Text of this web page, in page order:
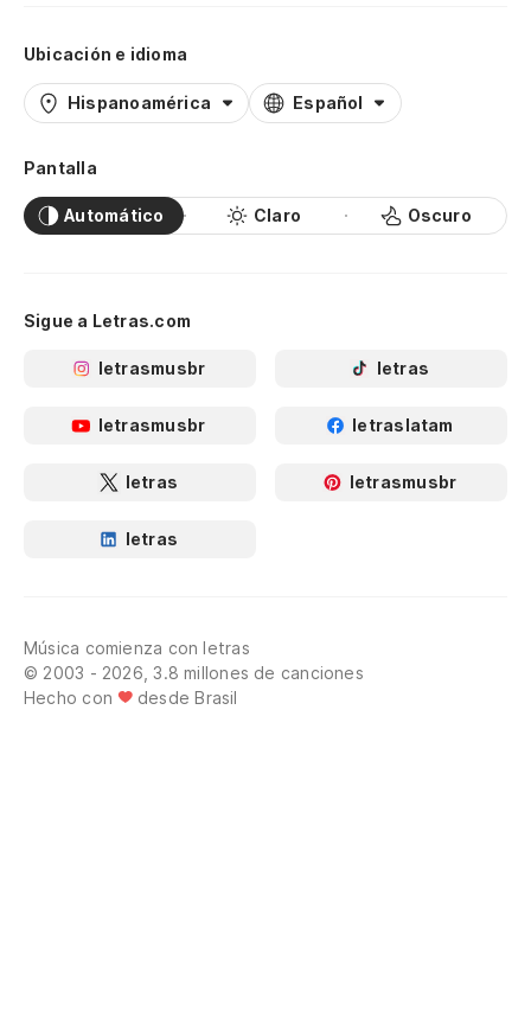
Ubicación e idioma
Hispanoamérica Español
Pantalla
Automático Claro Oscuro
Sigue a Letras.com
letrasmusbr letras
letrasmusbr letraslatam
letras letrasmusbr
letras
Música comienza con letras
© 2003 - 2026, 3.8 millones de canciones
Hecho con
desde Brasil